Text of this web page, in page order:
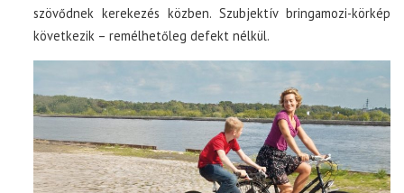
szövődnek kerekezés közben. Szubjektív bringamozi-körkép
következik – remélhetőleg defekt nélkül.